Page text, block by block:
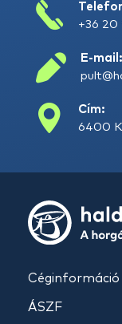
+36 20
E-mail:
Cím:
6400
Céginformáció
ÁSZF